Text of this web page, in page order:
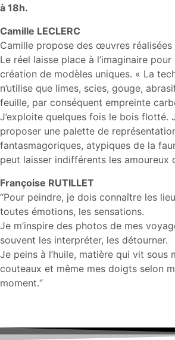
à 18h.
Camille LECLERC
Camille propose des œuvres
Le réel laisse place à l’imaginaire pour
création de modèles uniques. « La
n’utilise que limes, scies, gouge,
feuille, par conséquent empreinte
J’exploite quelques fois le bois flotté.
proposer une palette de
fantasmagoriques, atypiques de la
peut laisser indifférents les amoureux
Françoise RUTILLET
“Pour peindre, je dois connaître les
toutes émotions, les sensations.
Je m’inspire des photos de mes
souvent les interpréter, les détourner.
Je peins à l’huile, matière qui vit sous
couteaux et même mes doigts selon
moment.“